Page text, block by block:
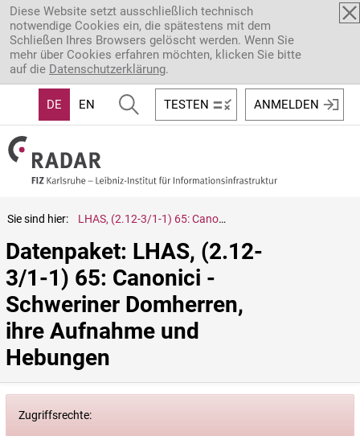
Direkt zum Inhalt
Diese Website setzt ausschließlich technisch
notwendige Cookies ein, die spätestens mit dem
Schließen Ihres Browsers gelöscht werden. Wenn Sie
mehr über Cookies erfahren möchten, klicken Sie bitte
auf die Datenschutzerklärung.
DE EN TESTEN ANMELDEN
Sie sind hier: LHAS, (2.12-3/1-1) 65: Canonici - Schweriner Domherren, ihre Aufnahme und Hebungen
Datenpaket: LHAS, (2.12-
3/1-1) 65: Canonici -
Schweriner Domherren,
ihre Aufnahme und
Hebungen
Zugriffsrechte: